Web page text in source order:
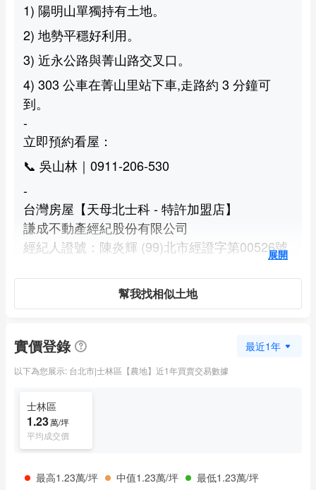
1) 陽明山單獨持有土地。
2) 地勢平穩好利用。
3) 近永公路與菁山路交叉口。
4) 303 公車在菁山里站下車,走路約 3 分鐘可
到。
-
立即預約看屋：
📞 吳山林｜0911-206-530
-
台灣房屋【天母北士科 - 特許加盟店】
謙成不動產經紀股份有限公司
經紀人證號：陳炎輝 (99)北市經證字第00526號
展開
幫我找相似土地
實價登錄 最近1年
以下為您展示: 台北市|士林區【農地】近1年買賣交易數據
士林區
1.23萬/坪
平均成交價
最高1.23萬/坪 中值1.23萬/坪 最低1.23萬/坪